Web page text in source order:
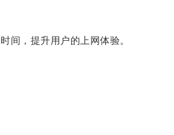
，提升用户的上网体验。